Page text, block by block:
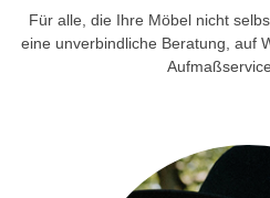
Für alle, die Ihre Möbel nicht
eine unverbindliche Beratung, auf